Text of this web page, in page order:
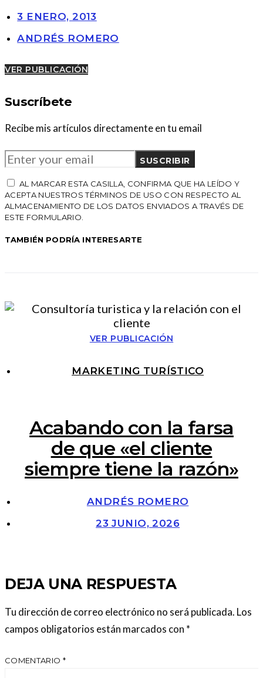
3 ENERO, 2013
ANDRÉS ROMERO
VER PUBLICACIÓN
Suscríbete
Recibe mis artículos directamente en tu email
SUSCRIBIR
AL MARCAR ESTA CASILLA, CONFIRMA QUE HA LEÍDO Y
ACEPTA NUESTROS TÉRMINOS DE USO CON RESPECTO AL
ALMACENAMIENTO DE LOS DATOS ENVIADOS A TRAVÉS DE
ESTE FORMULARIO.
TAMBIÉN PODRÍA INTERESARTE
VER PUBLICACIÓN
MARKETING TURÍSTICO
Acabando con la farsa
de que «el cliente
siempre tiene la razón»
ANDRÉS ROMERO
23 JUNIO, 2026
DEJA UNA RESPUESTA
Tu dirección de correo electrónico no será publicada. Los
campos obligatorios están marcados con *
COMENTARIO *